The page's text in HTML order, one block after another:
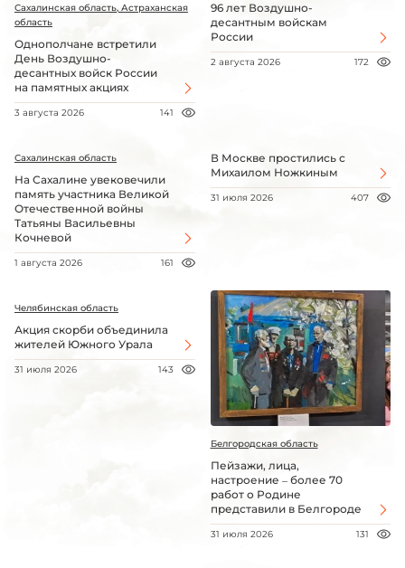
Сахалинская область, Астраханская
область
Однополчане встретили
День Воздушно-
десантных войск России
на памятных акциях
3 августа 2026 141
96 лет Воздушно-
десантным войскам
России
2 августа 2026 172
Сахалинская область
На Сахалине увековечили
память участника Великой
Отечественной войны
Татьяны Васильевны
Кочневой
1 августа 2026 161
В Москве простились с
Михаилом Ножкиным
31 июля 2026 407
Челябинская область
Акция скорби объединила
жителей Южного Урала
31 июля 2026 143
Белгородская область
Пейзажи, лица,
настроение – более 70
работ о Родине
представили в Белгороде
31 июля 2026 131